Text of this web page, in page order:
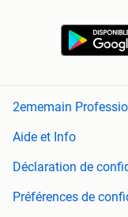
2ememain
Aide et Info
Déclaration de
Préférences de